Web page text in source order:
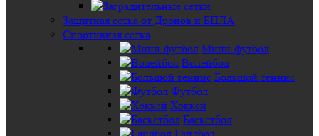
Защитная сетка от Дронов и БПЛА
Спортивная сетка
Мини-футбол
Волейбол
Большой теннис
Футбол
Хоккей
Баскетбол